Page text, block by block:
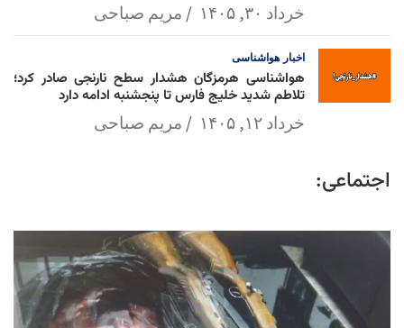
خرداد ۳۰, ۱۴۰۵ مریم صباحی
اخبار هواشناسی
هواشناسی هرمزگان هشدار سطح نارنجی صادر کرد؛
تلاطم شدید خلیج فارس تا پنجشنبه ادامه دارد
خرداد ۱۲, ۱۴۰۵ مریم صباحی
اجتماعی: